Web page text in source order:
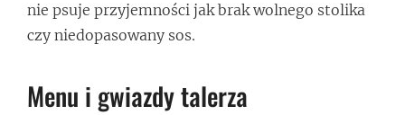
nie psuje przyjemności jak brak wolnego stolika
czy niedopasowany sos.
Menu i gwiazdy talerza